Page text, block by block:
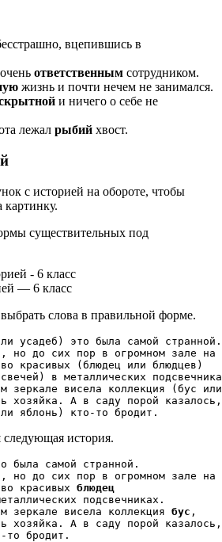
вцепившись в
ответственным сотрудником.
жизнь и почти нечем не занимался.
и ничего о себе не
лежал рыбий хвост.
с историей на обороте, чтобы
картинку.
существительных под
— 6 класс
слова в правильной форме.
усадеб) это была самой
но до сих пор в огромном зале на
красивых (блюдец или блюдцев)
в металлических
зеркале висела коллекция (бус
хозяйка. А в саду порой
яблонь) кто-то бродит.
следующая история.
была самой странной.
но до сих пор в огромном зале на
красивых блюдец
подсвечниках.
зеркале висела коллекция бус ,
хозяйка. А в саду порой
то бродит.